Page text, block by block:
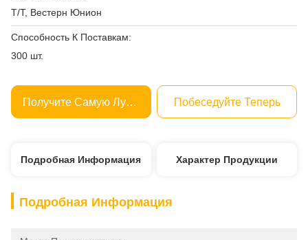
Т/Т, Вестерн Юнион
Способность К Поставкам:
300 шт.
Получите Самую Лучшую Цену Побеседуйте Теперь
Подробная Информация Характер Продукции
Подробная Информация